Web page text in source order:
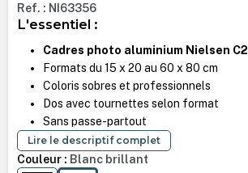
Ref. : NI63356
L'essentiel :
Cadres photo aluminium Nielsen C2
Formats du 15 x 20 au 60 x 80 cm
Coloris sobres et professionnels
Dos avec tournettes selon format
Sans passe-partout
Lire le descriptif complet
Couleur : Blanc brillant